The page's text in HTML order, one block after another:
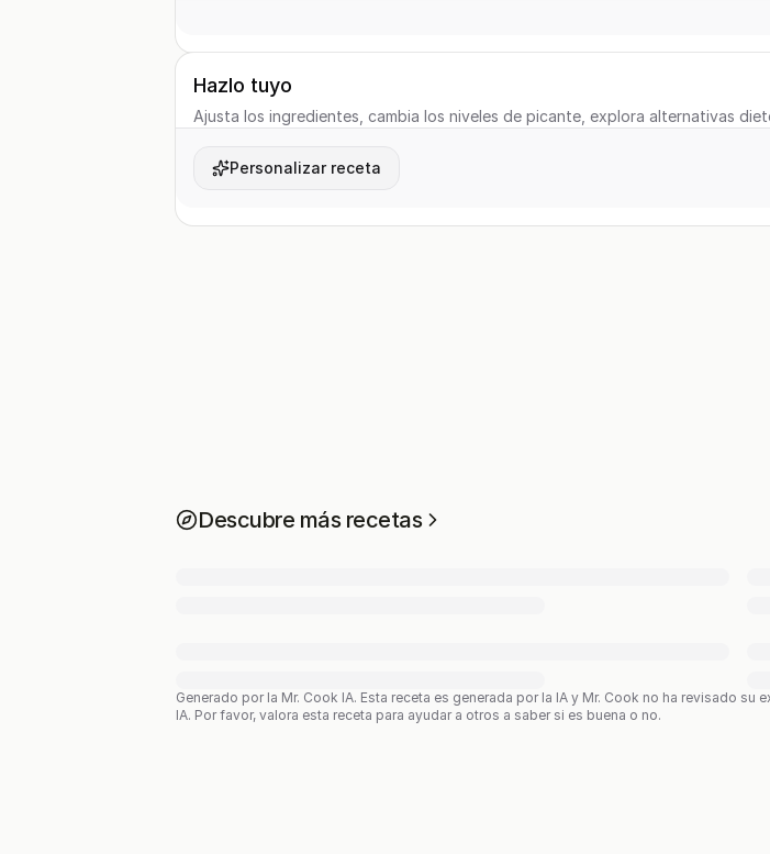
Hazlo tuyo
Ajusta los ingredientes, cambia los niveles de picante, explora alternativas
Personalizar receta
Descubre más recetas
Generado por la Mr. Cook IA. Esta receta es generada por la IA y Mr. Cook no ha revisado
IA. Por favor, valora esta receta para ayudar a otros a saber si es buena o no.